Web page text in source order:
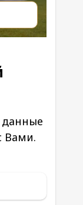
данные
Вами.